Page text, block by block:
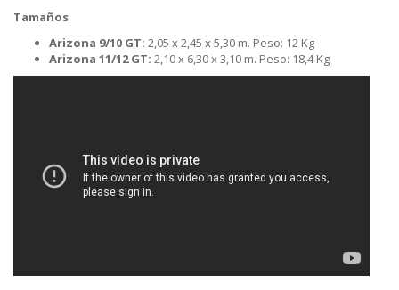
Tamaños
Arizona 9/10 GT: 2,05 x 2,45 x 5,30 m. Peso: 12 Kg
Arizona 11/12 GT: 2,10 x 6,30 x 3,10 m. Peso: 18,4 Kg